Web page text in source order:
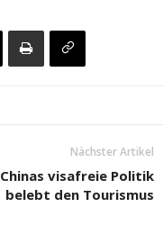
Nächster Artikel
Chinas visafreie Politik
belebt den Tourismus